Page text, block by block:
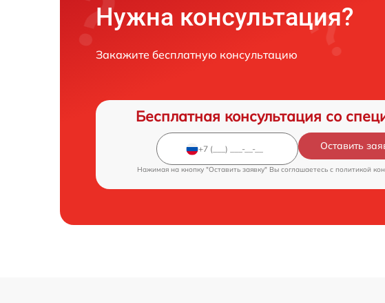
Нужна консультация?
Закажите бесплатную консультацию
Бесплатная консультация со
Оставить
Нажимая на кнопку "Оставить заявку" Вы соглашаетесь c политикой